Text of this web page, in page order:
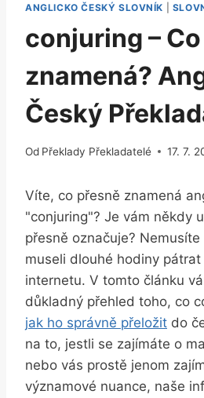
ANGLICKO ČESKÝ SLOVNÍK
conjuring –
znamená?
Český
Od Překlady Překladatelé 17. 7.
Víte, co přesně znamená
"conjuring"? Je vám někdy
přesně označuje?
museli dlouhé hodiny
internetu. V tomto článku
důkladný přehled toho, co
jak ho správně přeložit do
na to, jestli se zajímáte o
nebo vás prostě jenom
významové nuance, naše